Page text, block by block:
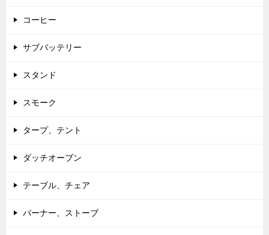
コーヒー
サブバッテリー
スタンド
スモーク
タープ、テント
ダッチオーブン
テーブル、チェア
バーナー、ストーブ